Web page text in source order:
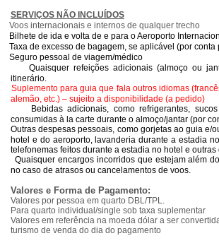
SERVIÇOS NÃO INCLUÍDOS
Voos internacionais e internos de qualquer trecho
Bilhete de ida e volta de e para o Aeroporto
Taxa de excesso de bagagem, se aplicável (por conta
Seguro pessoal de viagem/médico
Quaisquer refeições adicionais (almoço ou
itinerário.
Suplemento para guia que fala outros idiomas
alemão, etc.) – sujeito a disponibilidade (a pedido)
Bebidas adicionais, como refrigerantes,
consumidas à la carte durante o almoço/jantar (por
Outras despesas pessoais, como gorjetas ao guia e/
hotel e do aeroporto, lavanderia durante a estadia
telefonemas feitos durante a estadia no hotel e
Quaisquer encargos incorridos que estejam além
no caso de atrasos ou cancelamentos de voos.
Valores e Forma de Pagamento:
Valores por pessoa em quarto DBL/TPL.
Para quarto individual/single sob taxa suplementar
Valores em referência na moeda dólar a ser
turismo de venda do dia do pagamento